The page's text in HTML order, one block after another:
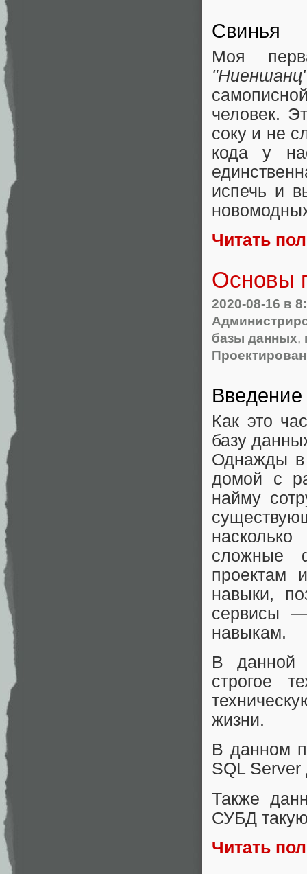
Свинья
Моя
человек.
соку и не
кода у
испечь и
Читать
Основы
2020-08-16 в
базы данных,
Введение
Как это
базу
Однажды в
домой с
найму
сложные
проектам
навыки,
сервисы
навыкам.
В данной
строгое
жизни.
В данном
SQL Server
Также
СУБД
Читать